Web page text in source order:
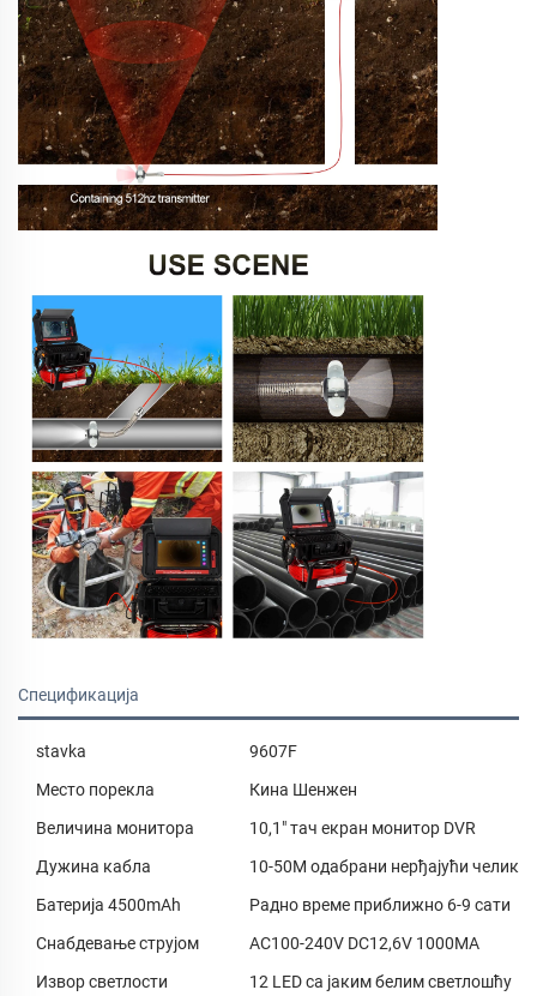
Спецификација
stavka
9607F
Место порекла
Кина Шенжен
Величина монитора
10,1" тач екран монитор DVR
Дужина кабла
10-50M одабрани нерђајући челик
Батерија 4500mAh
Радно време приближно 6-9 сати
Снабдевање струјом
AC100-240V DC12,6V 1000MA
Извор светлости
12 LED са јаким белим светлошћу